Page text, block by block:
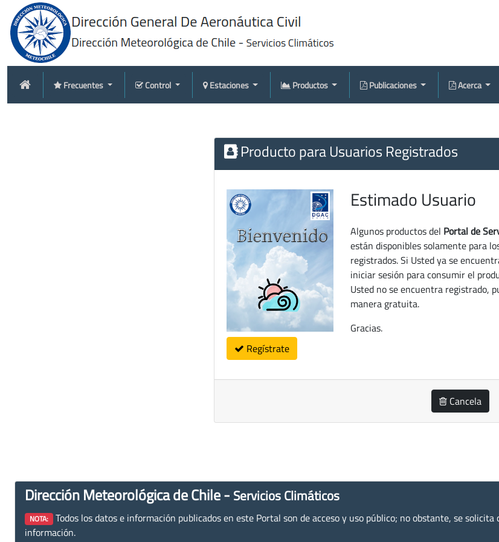
Frecuentes Control Estaciones Productos Publicaciones Acerca
Producto para Usuarios Registrados
Regístrate
Estimado Usuario
Algunos productos del Portal de
están disponibles solamente para
registrados. Si Usted ya se
iniciar sesión para consumir el
Usted no se encuentra registrado,
manera gratuita.
Gracias.
Cancela
Dirección Meteorológica de Chile - Servicios Climáticos
NOTA: Todos los datos e información publicados en este Portal son de acceso y uso público; no obstante, se solicita
información.